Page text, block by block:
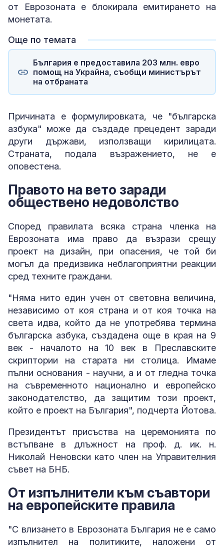
от Еврозоната е блокирала емитирането на
монетата.
Още по темата
България е предоставила 203 млн. евро
помощ на Украйна, съобщи министърът
на отбраната
Причината е формулировката, че "българска
азбука" може да създаде прецедент заради
други държави, използващи кирилицата.
Страната, подала възражението, не е
оповестена.
Правото на вето заради
обществено недоволство
Според правилата всяка страна членка на
Еврозоната има право да възрази срещу
проект на дизайн, при опасения, че той би
могъл да предизвика неблагоприятни реакции
сред техните граждани.
"Няма нито един учен от световна величина,
независимо от коя страна и от коя точка на
света идва, който да не употребява термина
българска азбука, създадена още в края на 9
век - началото на 10 век в Преславските
скриптории на старата ни столица. Имаме
пълни основания - научни, а и от гледна точка
на съвременното национално и европейско
законодателство, да защитим този проект,
който е проект на България", подчерта Йотова.
Президентът присъства на церемонията по
встъпване в длъжност на проф. д. ик. н.
Николай Неновски като член на Управителния
съвет на БНБ.
От изпълнители към съавтори
на европейските правила
"С влизането в Eврозоната България не е само
изпълнител на политиките, наложени от